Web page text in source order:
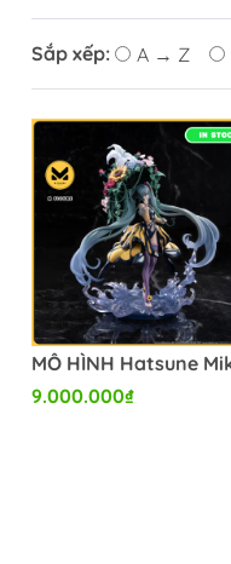
Sắp xếp: A → Z
9.000.000₫